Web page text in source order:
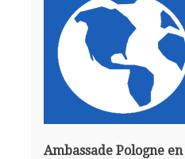
Ambassade Pologne